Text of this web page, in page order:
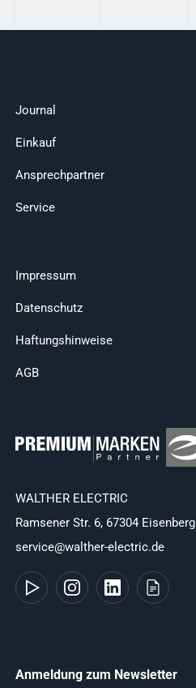
Journal
Einkauf
Ansprechpartner
Service
Impressum
Datenschutz
Haftungshinweise
AGB
WALTHER ELECTRIC
Ramsener Str. 6, 67304 Eisenberg
service@walther-electric.de
Anmeldung zum Newsletter